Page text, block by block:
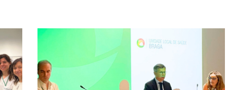
Banco de Sangue recebe
gesto solidário da SIGNA